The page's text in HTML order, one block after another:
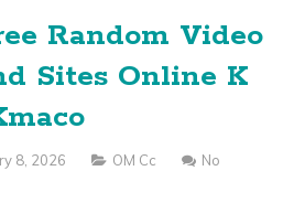
Random Video
Sites Online K
8, 2026 OM Cc
No